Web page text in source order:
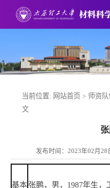
当前位置: 网站首页 > 师资队
文
发布时间：2023年02月28
基本张鹏，男， 1987年生，